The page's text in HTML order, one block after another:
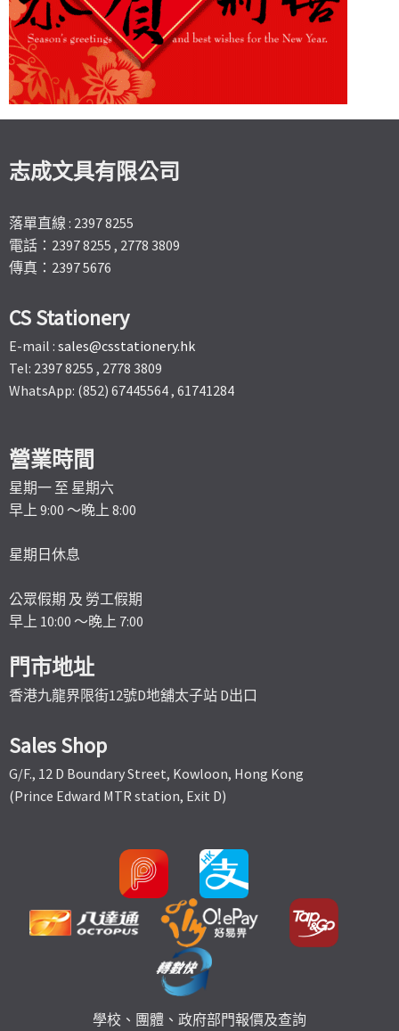
志成文具有限公司
落單直線 : 2397 8255
電話：2397 8255 , 2778 3809
傳真：2397 5676
CS Stationery
E-mail : sales@csstationery.hk
Tel: 2397 8255 , 2778 3809
WhatsApp: (852) 67445564 , 61741284
營業時間
星期一 至 星期六
早上 9:00 ～晚上 8:00
星期日休息
公眾假期 及 勞工假期
早上 10:00 ～晚上 7:00
門市地址
香港九龍界限街12號D地舖太子站 D出口
Sales Shop
G/F., 12 D Boundary Street, Kowloon, Hong Kong
(Prince Edward MTR station, Exit D)
學校、團體、政府部門報價及查詢